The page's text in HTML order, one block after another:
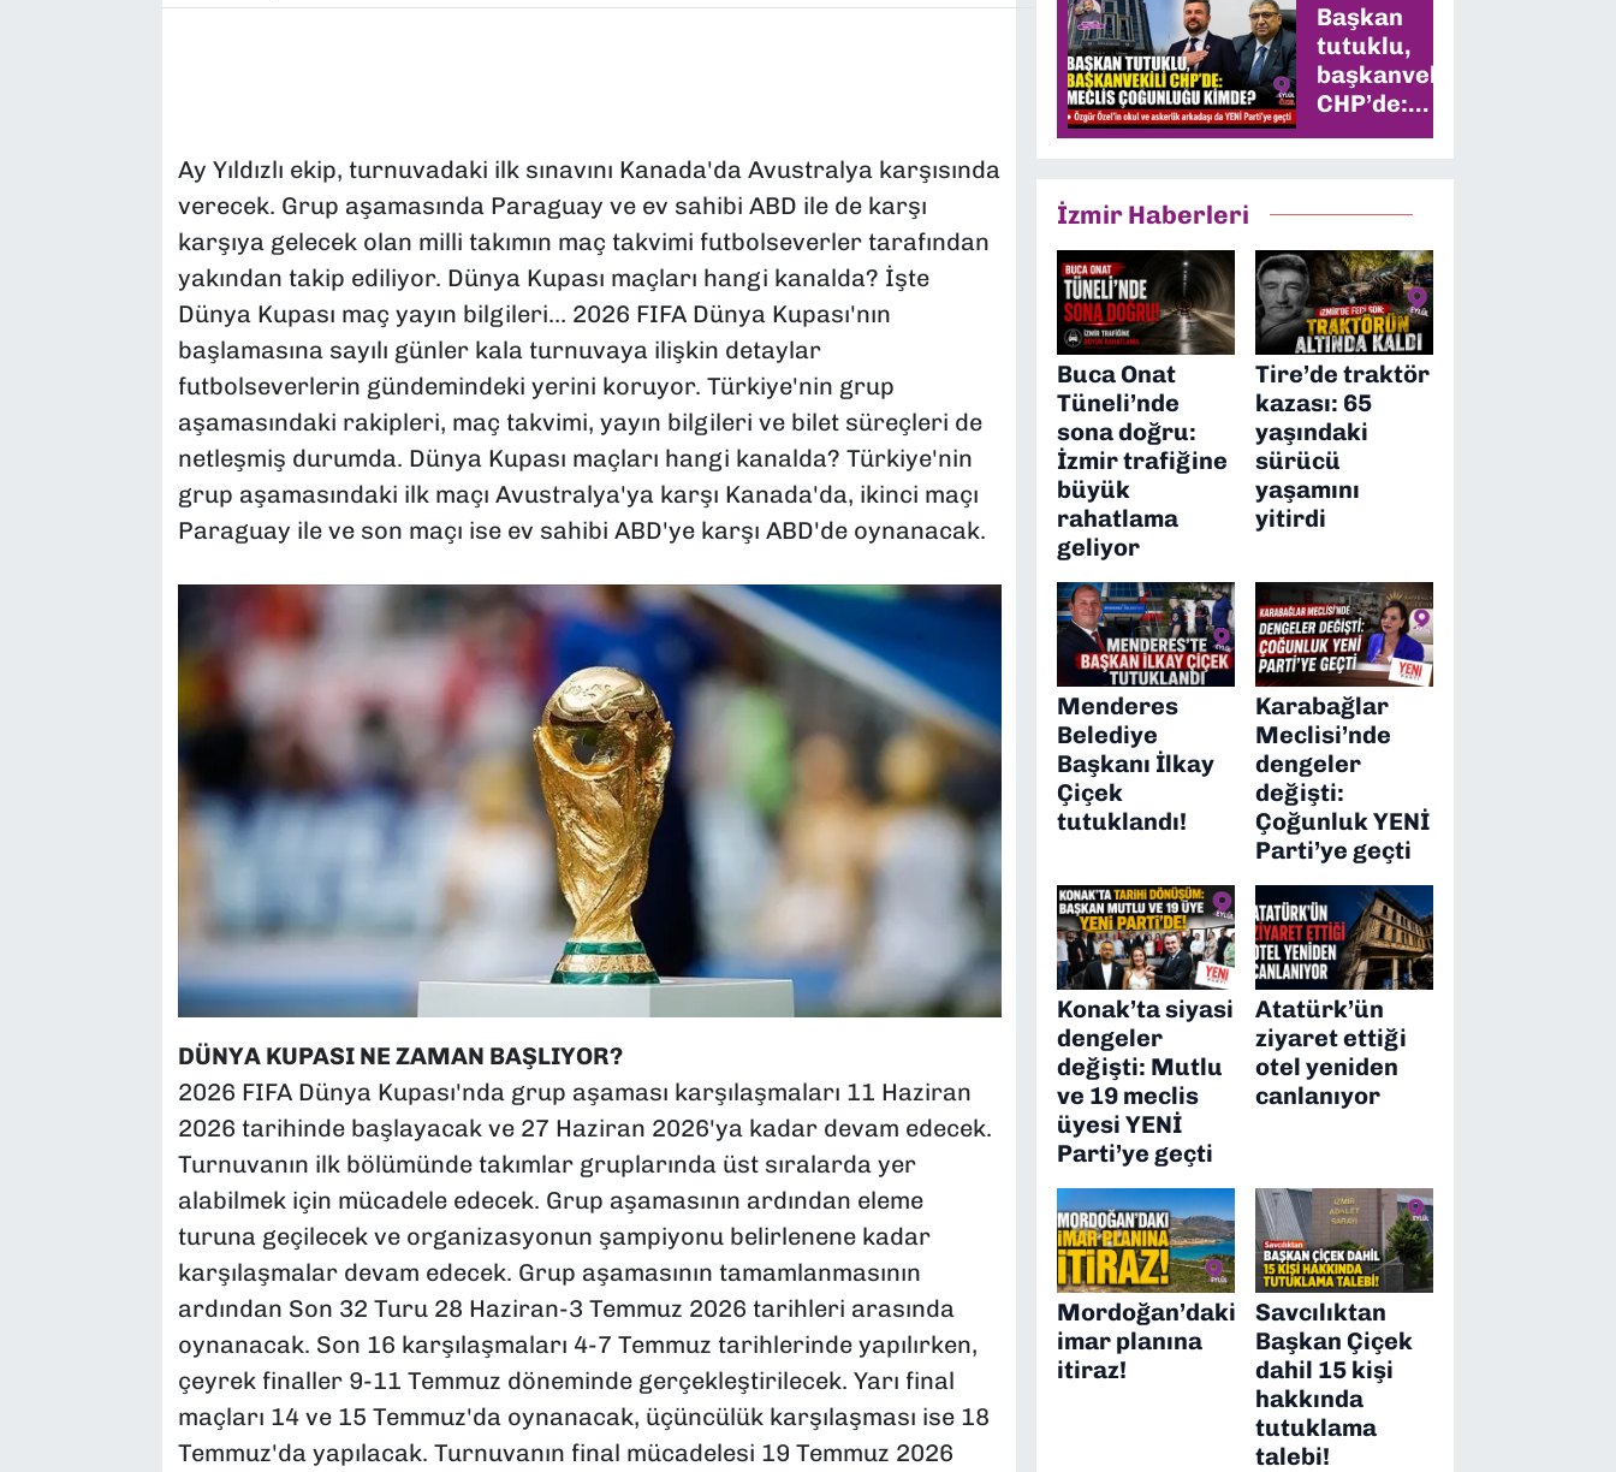
Ay Yıldızlı ekip, turnuvadaki ilk sınavını Kanada'da Avustralya karşısında
verecek. Grup aşamasında Paraguay ve ev sahibi ABD ile de karşı
karşıya gelecek olan milli takımın maç takvimi futbolseverler tarafından
yakından takip ediliyor. Dünya Kupası maçları hangi kanalda? İşte
Dünya Kupası maç yayın bilgileri… 2026 FIFA Dünya Kupası'nın
başlamasına sayılı günler kala turnuvaya ilişkin detaylar
futbolseverlerin gündemindeki yerini koruyor. Türkiye'nin grup
aşamasındaki rakipleri, maç takvimi, yayın bilgileri ve bilet süreçleri de
netleşmiş durumda. Dünya Kupası maçları hangi kanalda? Türkiye'nin
grup aşamasındaki ilk maçı Avustralya'ya karşı Kanada'da, ikinci maçı
Paraguay ile ve son maçı ise ev sahibi ABD'ye karşı ABD'de oynanacak.
DÜNYA KUPASI NE ZAMAN BAŞLIYOR?
2026 FIFA Dünya Kupası'nda grup aşaması karşılaşmaları 11 Haziran
2026 tarihinde başlayacak ve 27 Haziran 2026'ya kadar devam edecek.
Turnuvanın ilk bölümünde takımlar gruplarında üst sıralarda yer
alabilmek için mücadele edecek. Grup aşamasının ardından eleme
turuna geçilecek ve organizasyonun şampiyonu belirlenene kadar
karşılaşmalar devam edecek. Grup aşamasının tamamlanmasının
ardından Son 32 Turu 28 Haziran-3 Temmuz 2026 tarihleri arasında
oynanacak. Son 16 karşılaşmaları 4-7 Temmuz tarihlerinde yapılırken,
çeyrek finaller 9-11 Temmuz döneminde gerçekleştirilecek. Yarı final
maçları 14 ve 15 Temmuz'da oynanacak, üçüncülük karşılaşması ise 18
Temmuz'da yapılacak. Turnuvanın final mücadelesi 19 Temmuz 2026
Başkan
tutuklu,
başkanvekili
CHP’de:
Meclis
İzmir Haberleri
Buca Onat
Tüneli’nde
sona doğru:
İzmir trafiğine
büyük
rahatlama
geliyor
Tire’de traktör
kazası: 65
yaşındaki
sürücü
yaşamını
yitirdi
Menderes
Belediye
Başkanı İlkay
Çiçek
tutuklandı!
Karabağlar
Meclisi’nde
dengeler
değişti:
Çoğunluk YENİ
Parti’ye geçti
Konak’ta siyasi
dengeler
değişti: Mutlu
ve 19 meclis
üyesi YENİ
Parti’ye geçti
Atatürk’ün
ziyaret ettiği
otel yeniden
canlanıyor
Mordoğan’daki
imar planına
itiraz!
Savcılıktan
Başkan Çiçek
dahil 15 kişi
hakkında
tutuklama
talebi!